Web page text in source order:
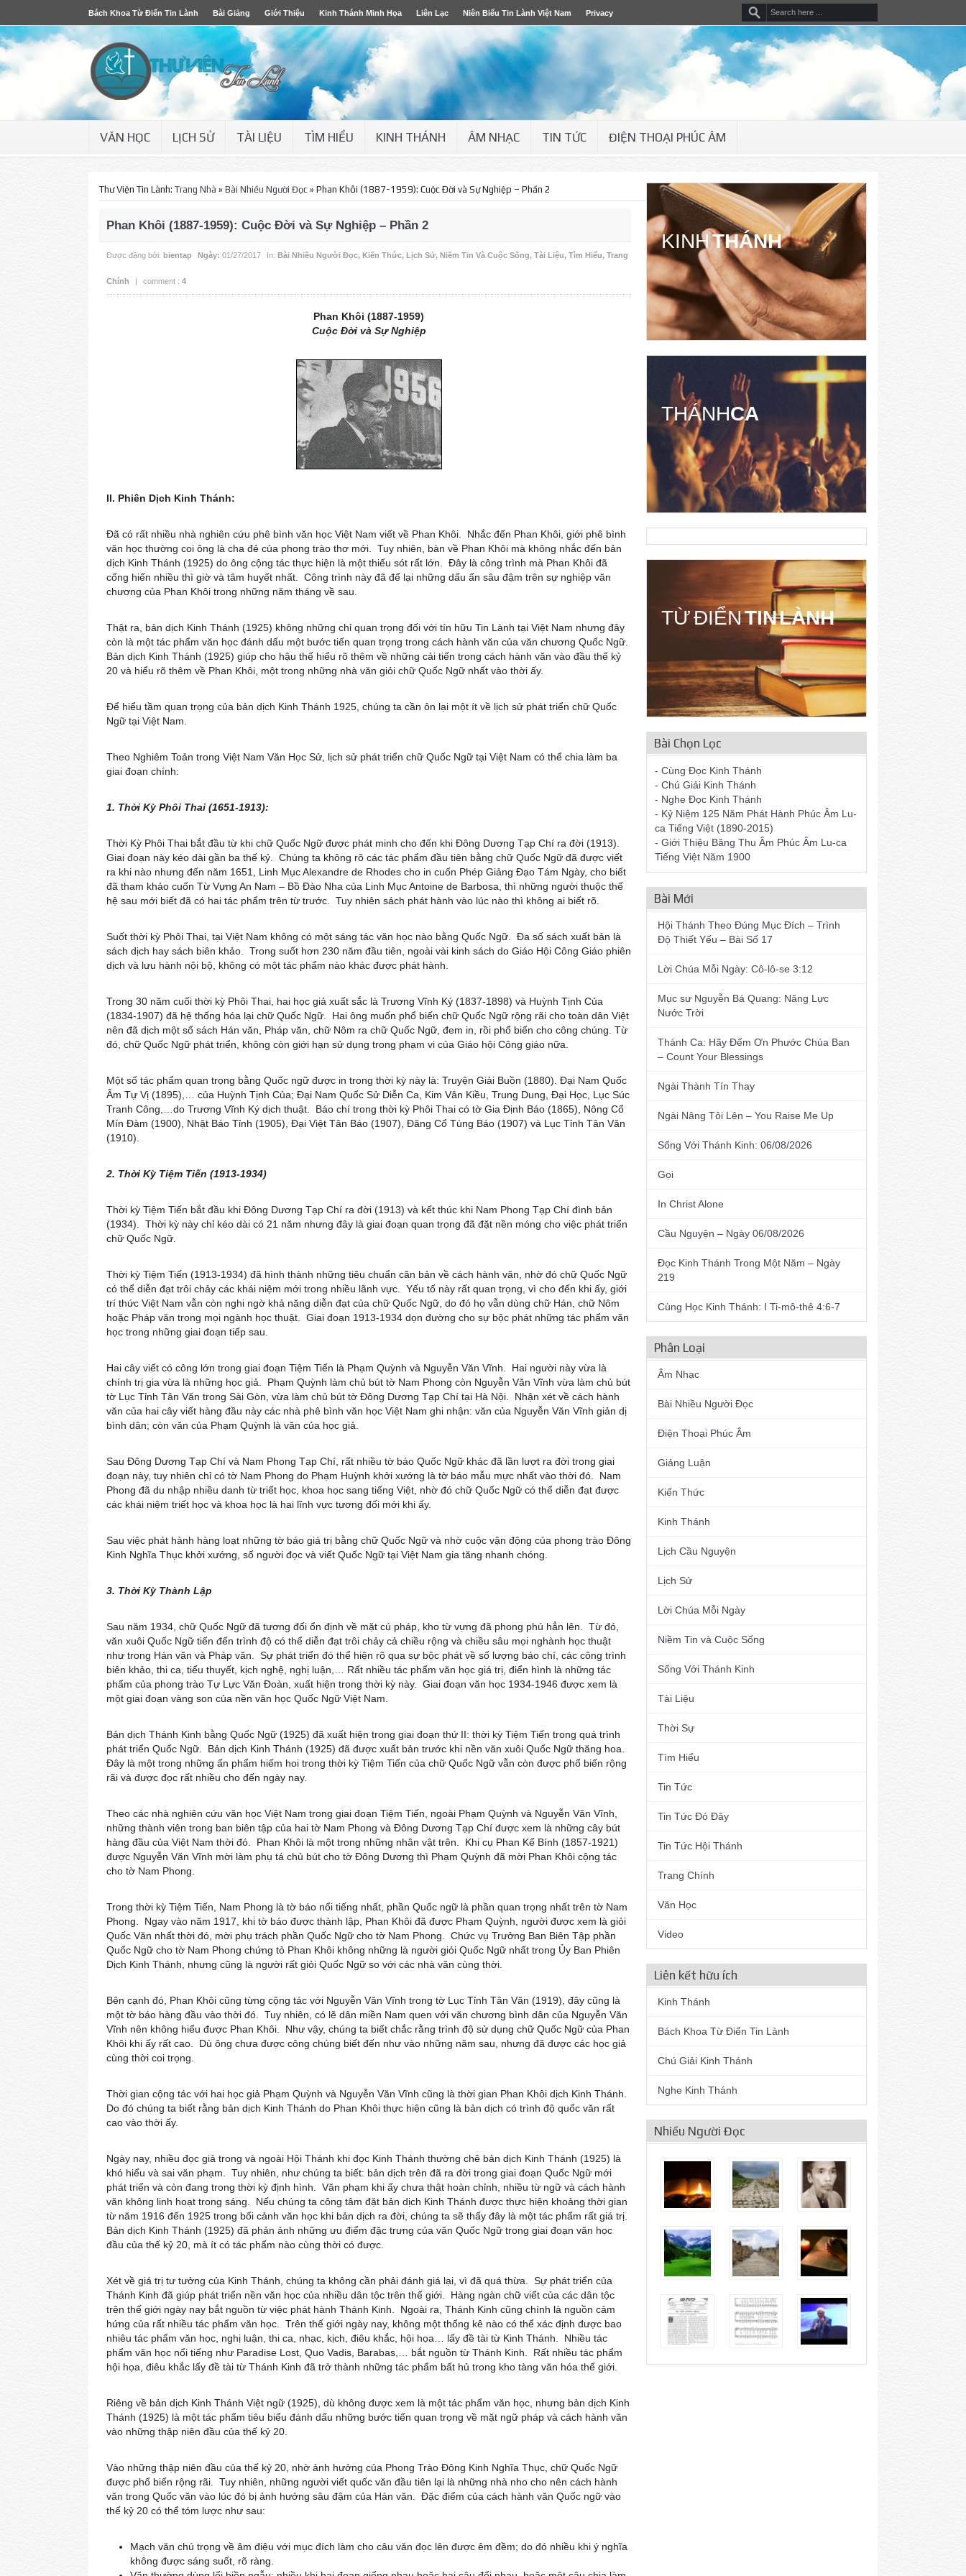
Bách Khoa Từ Điển Tin Lành Bài Giảng Giới Thiệu Kinh Thánh Minh Họa Liên Lạc Niên Biểu Tin Lành Việt Nam Privacy
VĂN HỌC LỊCH SỬ TÀI LIỆU TÌM HIỂU KINH THÁNH ÂM NHẠC TIN TỨC ĐIỆN THOẠI PHÚC ÂM
Thư Viện Tin Lành: Trang Nhà » Bài Nhiều Người Đọc » Phan Khôi (1887-1959): Cuộc Ðời và Sự Nghiệp – Phần 2
Phan Khôi (1887-1959): Cuộc Ðời và Sự Nghiệp – Phần 2
Được đăng bởi: bientap Ngày: 01/27/2017 In: Bài Nhiều Người Đọc, Kiến Thức, Lịch Sử, Niềm Tin Và Cuộc Sống, Tài Liệu, Tìm Hiểu, Trang
Chính | comment : 4
Phan Khôi (1887-1959)
Cuộc Đời và Sự Nghiệp
II. Phiên Dịch Kinh Thánh:
Đã có rất nhiều nhà nghiên cứu phê bình văn học Việt Nam viết về Phan Khôi. Nhắc đến Phan Khôi, giới phê bình
văn học thường coi ông là cha đẻ của phong trào thơ mới. Tuy nhiên, bàn về Phan Khôi mà không nhắc đến bản
dịch Kinh Thánh (1925) do ông cộng tác thực hiện là một thiếu sót rất lớn. Đây là công trình mà Phan Khôi đã
cống hiến nhiều thì giờ và tâm huyết nhất. Công trình này đã để lại những dấu ấn sâu đậm trên sự nghiệp văn
chương của Phan Khôi trong những năm tháng về sau.
Thật ra, bản dịch Kinh Thánh (1925) không những chỉ quan trọng đối với tín hữu Tin Lành tại Việt Nam nhưng đây
còn là một tác phẩm văn học đánh dấu một bước tiến quan trọng trong cách hành văn của văn chương Quốc Ngữ.
Bản dịch Kinh Thánh (1925) giúp cho hậu thế hiểu rõ thêm về những cải tiến trong cách hành văn vào đầu thế kỷ
20 và hiểu rõ thêm về Phan Khôi, một trong những nhà văn giỏi chữ Quốc Ngữ nhất vào thời ấy.
Để hiểu tầm quan trọng của bản dịch Kinh Thánh 1925, chúng ta cần ôn lại một ít về lịch sử phát triển chữ Quốc
Ngữ tại Việt Nam.
Theo Nghiêm Toản trong Việt Nam Văn Học Sử, lịch sử phát triển chữ Quốc Ngữ tại Việt Nam có thể chia làm ba
giai đoạn chính:
1. Thời Kỳ Phôi Thai (1651-1913):
Thời Kỳ Phôi Thai bắt đầu từ khi chữ Quốc Ngữ được phát minh cho đến khi Đông Dương Tạp Chí ra đời (1913).
Giai đoạn này kéo dài gần ba thế kỷ. Chúng ta không rõ các tác phẩm đầu tiên bằng chữ Quốc Ngữ đã được viết
ra khi nào nhưng đến năm 1651, Linh Mục Alexandre de Rhodes cho in cuốn Phép Giảng Đạo Tám Ngày, cho biết
đã tham khảo cuốn Từ Vựng An Nam – Bồ Đào Nha của Linh Mục Antoine de Barbosa, thì những người thuộc thế
hệ sau mới biết đã có hai tác phẩm trên từ trước. Tuy nhiên sách phát hành vào lúc nào thì không ai biết rõ.
Suốt thời kỳ Phôi Thai, tại Việt Nam không có một sáng tác văn học nào bằng Quốc Ngữ. Đa số sách xuất bản là
sách dịch hay sách biên khảo. Trong suốt hơn 230 năm đầu tiên, ngoài vài kinh sách do Giáo Hội Công Giáo phiên
dịch và lưu hành nội bộ, không có một tác phẩm nào khác được phát hành.
Trong 30 năm cuối thời kỳ Phôi Thai, hai học giả xuất sắc là Trương Vĩnh Ký (1837-1898) và Huỳnh Tịnh Của
(1834-1907) đã hệ thống hóa lại chữ Quốc Ngữ. Hai ông muốn phổ biến chữ Quốc Ngữ rộng rãi cho toàn dân Việt
nên đã dịch một số sách Hán văn, Pháp văn, chữ Nôm ra chữ Quốc Ngữ, đem in, rồi phổ biến cho công chúng. Từ
đó, chữ Quốc Ngữ phát triển, không còn giới hạn sử dụng trong phạm vi của Giáo hội Công giáo nữa.
Một số tác phẩm quan trọng bằng Quốc ngữ được in trong thời kỳ này là: Truyện Giải Buồn (1880). Đại Nam Quốc
Âm Tự Vị (1895),… của Huỳnh Tịnh Của; Đại Nam Quốc Sử Diễn Ca, Kim Vân Kiều, Trung Dung, Đại Học, Lục Súc
Tranh Công,…do Trương Vĩnh Ký dịch thuật. Báo chí trong thời kỳ Phôi Thai có tờ Gia Định Báo (1865), Nông Cổ
Mín Đàm (1900), Nhật Báo Tỉnh (1905), Đại Việt Tân Báo (1907), Đăng Cổ Tùng Báo (1907) và Lục Tỉnh Tân Văn
(1910).
2. Thời Kỳ Tiệm Tiến (1913-1934)
Thời kỳ Tiệm Tiến bắt đầu khi Đông Dương Tạp Chí ra đời (1913) và kết thúc khi Nam Phong Tạp Chí đình bản
(1934). Thời kỳ này chỉ kéo dài có 21 năm nhưng đây là giai đoạn quan trọng đã đặt nền móng cho việc phát triển
chữ Quốc Ngữ.
Thời kỳ Tiệm Tiến (1913-1934) đã hình thành những tiêu chuẩn căn bản về cách hành văn, nhờ đó chữ Quốc Ngữ
có thể diễn đạt trôi chảy các khái niệm mới trong nhiều lãnh vực. Yếu tố này rất quan trọng, vì cho đến khi ấy, giới
trí thức Việt Nam vẫn còn nghi ngờ khả năng diễn đạt của chữ Quốc Ngữ, do đó họ vẫn dùng chữ Hán, chữ Nôm
hoặc Pháp văn trong mọi ngành học thuật. Giai đoạn 1913-1934 dọn đường cho sự bộc phát những tác phẩm văn
học trong những giai đoạn tiếp sau.
Hai cây viết có công lớn trong giai đoạn Tiệm Tiến là Phạm Quỳnh và Nguyễn Văn Vĩnh. Hai người này vừa là
chính trị gia vừa là những học giả. Phạm Quỳnh làm chủ bút tờ Nam Phong còn Nguyễn Văn Vĩnh vừa làm chủ bút
tờ Lục Tỉnh Tân Văn trong Sài Gòn, vừa làm chủ bút tờ Đông Dương Tạp Chí tại Hà Nội. Nhận xét về cách hành
văn của hai cây viết hàng đầu này các nhà phê bình văn học Việt Nam ghi nhận: văn của Nguyễn Văn Vĩnh giản dị
bình dân; còn văn của Phạm Quỳnh là văn của học giả.
Sau Đông Dương Tạp Chí và Nam Phong Tạp Chí, rất nhiều tờ báo Quốc Ngữ khác đã lần lượt ra đời trong giai
đoạn này, tuy nhiên chỉ có tờ Nam Phong do Phạm Huỳnh khởi xướng là tờ báo mẫu mực nhất vào thời đó. Nam
Phong đã du nhập nhiều danh từ triết học, khoa học sang tiếng Việt, nhờ đó chữ Quốc Ngữ có thể diễn đạt được
các khái niệm triết học và khoa học là hai lĩnh vực tương đối mới khi ấy.
Sau việc phát hành hàng loạt những tờ báo giá trị bằng chữ Quốc Ngữ và nhờ cuộc vận động của phong trào Đông
Kinh Nghĩa Thục khởi xướng, số người đọc và viết Quốc Ngữ tại Việt Nam gia tăng nhanh chóng.
3. Thời Kỳ Thành Lập
Sau năm 1934, chữ Quốc Ngữ đã tương đối ổn định về mặt cú pháp, kho từ vựng đã phong phú hẳn lên. Từ đó,
văn xuôi Quốc Ngữ tiến đến trình độ có thể diễn đạt trôi chảy cả chiều rộng và chiều sâu mọi nghành học thuật
như trong Hán văn và Pháp văn. Sự phát triển đó thể hiện rõ qua sự bộc phát về số lượng báo chí, các công trình
biên khảo, thi ca, tiểu thuyết, kịch nghệ, nghị luận,… Rất nhiều tác phẩm văn học giá trị, điển hình là những tác
phẩm của phong trào Tự Lực Văn Đoàn, xuất hiện trong thời kỳ này. Giai đoạn văn học 1934-1946 được xem là
một giai đoạn vàng son của nền văn học Quốc Ngữ Việt Nam.
Bản dịch Thánh Kinh bằng Quốc Ngữ (1925) đã xuất hiện trong giai đoạn thứ II: thời kỳ Tiệm Tiến trong quá trình
phát triển Quốc Ngữ. Bản dịch Kinh Thánh (1925) đã được xuất bản trước khi nền văn xuôi Quốc Ngữ thăng hoa.
Đây là một trong những ấn phẩm hiếm hoi trong thời kỳ Tiệm Tiến của chữ Quốc Ngữ vẫn còn được phổ biến rộng
rãi và được đọc rất nhiều cho đến ngày nay.
Theo các nhà nghiên cứu văn học Việt Nam trong giai đoạn Tiệm Tiến, ngoài Phạm Quỳnh và Nguyễn Văn Vĩnh,
những thành viên trong ban biên tập của hai tờ Nam Phong và Đông Dương Tạp Chí được xem là những cây bút
hàng đầu của Việt Nam thời đó. Phan Khôi là một trong những nhân vật trên. Khi cụ Phan Kế Bính (1857-1921)
được Nguyễn Văn Vĩnh mời làm phụ tá chủ bút cho tờ Đông Dương thì Phạm Quỳnh đã mời Phan Khôi cộng tác
cho tờ Nam Phong.
Trong thời kỳ Tiệm Tiến, Nam Phong là tờ báo nổi tiếng nhất, phần Quốc ngữ là phần quan trọng nhất trên tờ Nam
Phong. Ngay vào năm 1917, khi tờ báo được thành lập, Phan Khôi đã được Phạm Quỳnh, người được xem là giỏi
Quốc Văn nhất thời đó, mời phụ trách phần Quốc Ngữ cho tờ Nam Phong. Chức vụ Trưởng Ban Biên Tập phần
Quốc Ngữ cho tờ Nam Phong chứng tỏ Phan Khôi không những là người giỏi Quốc Ngữ nhất trong Ủy Ban Phiên
Dịch Kinh Thánh, nhưng cũng là người rất giỏi Quốc Ngữ so với các nhà văn cùng thời.
Bên cạnh đó, Phan Khôi cũng từng cộng tác với Nguyễn Văn Vĩnh trong tờ Lục Tỉnh Tân Văn (1919), đây cũng là
một tờ báo hàng đầu vào thời đó. Tuy nhiên, có lẽ dân miền Nam quen với văn chương bình dân của Nguyễn Văn
Vĩnh nên không hiểu được Phan Khôi. Như vậy, chúng ta biết chắc rằng trình độ sử dụng chữ Quốc Ngữ của Phan
Khôi khi ấy rất cao. Dù ông chưa được công chúng biết đến như vào những năm sau, nhưng đã được các học giả
cùng thời coi trọng.
Thời gian cộng tác với hai học giả Phạm Quỳnh và Nguyễn Văn Vĩnh cũng là thời gian Phan Khôi dịch Kinh Thánh.
Do đó chúng ta biết rằng bản dịch Kinh Thánh do Phan Khôi thực hiện cũng là bản dịch có trình độ quốc văn rất
cao vào thời ấy.
Ngày nay, nhiều đọc giả trong và ngoài Hội Thánh khi đọc Kinh Thánh thường chê bản dịch Kinh Thánh (1925) là
khó hiểu và sai văn phạm. Tuy nhiên, như chúng ta biết: bản dịch trên đã ra đời trong giai đoạn Quốc Ngữ mới
phát triển và còn đang trong thời kỳ định hình. Văn phạm khi ấy chưa thật hoàn chỉnh, nhiều từ ngữ và cách hành
văn không linh hoạt trong sáng. Nếu chúng ta công tâm đặt bản dịch Kinh Thánh được thực hiện khoảng thời gian
từ năm 1916 đến 1925 trong bối cảnh văn học khi bản dịch ra đời, chúng ta sẽ thấy đây là một tác phẩm rất giá trị.
Bản dịch Kinh Thánh (1925) đã phản ảnh những ưu điểm đặc trưng của văn Quốc Ngữ trong giai đoạn văn học
đầu của thế kỷ 20, mà ít có tác phẩm nào cùng thời có được.
Xét về giá trị tư tưởng của Kinh Thánh, chúng ta không cần phải đánh giá lại, vì đã quá thừa. Sự phát triển của
Thánh Kinh đã giúp phát triển nền văn học của nhiều dân tộc trên thế giới. Hàng ngàn chữ viết của các dân tộc
trên thế giới ngày nay bắt nguồn từ việc phát hành Thánh Kinh. Ngoài ra, Thánh Kinh cũng chính là nguồn cảm
hứng của rất nhiều tác phẩm văn học. Trên thế giới ngày nay, không một thống kê nào có thể xác định được bao
nhiêu tác phẩm văn học, nghị luận, thi ca, nhạc, kịch, điêu khắc, hội họa… lấy đề tài từ Kinh Thánh. Nhiều tác
phẩm văn học nổi tiếng như Paradise Lost, Quo Vadis, Barabas,… bắt nguồn từ Thánh Kinh. Rất nhiều tác phẩm
hội họa, điêu khắc lấy đề tài từ Thánh Kinh đã trở thành những tác phẩm bất hủ trong kho tàng văn hóa thế giới.
Riêng về bản dịch Kinh Thánh Việt ngữ (1925), dù không được xem là một tác phẩm văn học, nhưng bản dịch Kinh
Thánh (1925) là một tác phẩm tiêu biểu đánh dấu những bước tiến quan trọng về mặt ngữ pháp và cách hành văn
vào những thập niên đầu của thế kỷ 20.
Vào những thập niên đầu của thế kỷ 20, nhờ ảnh hưởng của Phong Trào Đông Kinh Nghĩa Thục, chữ Quốc Ngữ
được phổ biến rộng rãi. Tuy nhiên, những người viết quốc văn đầu tiên lại là những nhà nho cho nên cách hành
văn trong Quốc văn vào lúc đó bị ảnh hưởng sâu đậm của Hán văn. Đặc điểm của cách hành văn Quốc ngữ vào
thế kỷ 20 có thể tóm lược như sau:
Mạch văn chú trọng về âm điệu với mục đích làm cho câu văn đọc lên được êm đềm; do đó nhiều khi ý nghĩa
không được sáng suốt, rõ ràng.
KINHTHÁNH
THÁNHCA
TỪ ĐIỂNTIN LÀNH
Bài Chọn Lọc
- Cùng Đọc Kinh Thánh
- Chú Giải Kinh Thánh
- Nghe Đọc Kinh Thánh
- Kỷ Niệm 125 Năm Phát Hành Phúc Âm Lu-
ca Tiếng Việt (1890-2015)
- Giới Thiệu Băng Thu Âm Phúc Âm Lu-ca
Tiếng Việt Năm 1900
Bài Mới
Hội Thánh Theo Đúng Mục Đích – Trình
Độ Thiết Yếu – Bài Số 17
Lời Chúa Mỗi Ngày: Cô-lô-se 3:12
Mục sư Nguyễn Bá Quang: Năng Lực
Nước Trời
Thánh Ca: Hãy Đếm Ơn Phước Chúa Ban
– Count Your Blessings
Ngài Thành Tín Thay
Ngài Nâng Tôi Lên – You Raise Me Up
Sống Với Thánh Kinh: 06/08/2026
Gọi
In Christ Alone
Cầu Nguyện – Ngày 06/08/2026
Đọc Kinh Thánh Trong Một Năm – Ngày
219
Cùng Học Kinh Thánh: I Ti-mô-thê 4:6-7
Phân Loại
Âm Nhạc
Bài Nhiều Người Đọc
Điện Thoại Phúc Âm
Giảng Luận
Kiến Thức
Kinh Thánh
Lịch Cầu Nguyện
Lịch Sử
Lời Chúa Mỗi Ngày
Niềm Tin và Cuộc Sống
Sống Với Thánh Kinh
Tài Liệu
Thời Sự
Tìm Hiểu
Tin Tức
Tin Tức Đó Đây
Tin Tức Hội Thánh
Trang Chính
Văn Học
Video
Liên kết hữu ích
Kinh Thánh
Bách Khoa Từ Điển Tin Lành
Chú Giải Kinh Thánh
Nghe Kinh Thánh
Nhiều Người Đọc